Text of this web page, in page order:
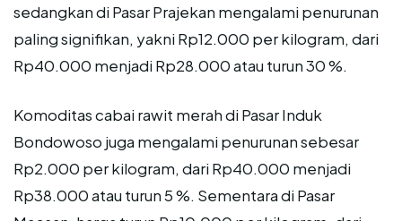
sedangkan di Pasar Prajekan mengalami penurunan
paling signifikan, yakni Rp12.000 per kilogram, dari
Rp40.000 menjadi Rp28.000 atau turun 30 %.
Komoditas cabai rawit merah di Pasar Induk
Bondowoso juga mengalami penurunan sebesar
Rp2.000 per kilogram, dari Rp40.000 menjadi
Rp38.000 atau turun 5 %. Sementara di Pasar